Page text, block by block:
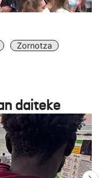
Zornotza
daiteke